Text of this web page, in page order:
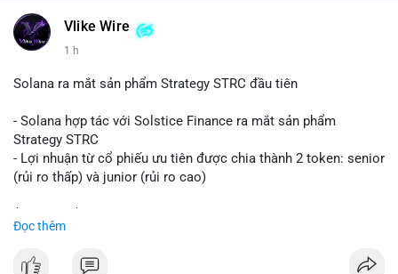
#vlikevn #titanbot
📰 Nguồn: CoinDesk
Vlike Wire
1 h
Solana ra mắt sản phẩm Strategy STRC đầu tiên
- Solana hợp tác với Solstice Finance ra mắt sản phẩm
Strategy STRC
- Lợi nhuận từ cổ phiếu ưu tiên được chia thành 2 token: senior
(rủi ro thấp) và junior (rủi ro cao)
Đọc thêm